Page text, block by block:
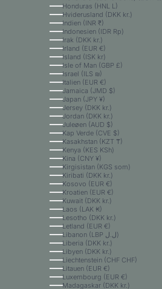
Honduras (HNL L)
Hviderusland (DKK kr.)
Indien (INR ₹)
Indonesien (IDR Rp)
Irak (DKK kr.)
Irland (EUR €)
Island (ISK kr)
Isle of Man (GBP £)
Israel (ILS ₪)
Italien (EUR €)
Jamaica (JMD $)
Japan (JPY ¥)
Jersey (DKK kr.)
Jordan (DKK kr.)
Juleøen (AUD $)
Kap Verde (CVE $)
Kasakhstan (KZT ₸)
Kenya (KES KSh)
Kina (CNY ¥)
Kirgisistan (KGS som)
Kiribati (DKK kr.)
Kosovo (EUR €)
Kroatien (EUR €)
Kuwait (DKK kr.)
Laos (LAK ₭)
Lesotho (DKK kr.)
Letland (EUR €)
Libanon (LBP ل.ل)
Liberia (DKK kr.)
Libyen (DKK kr.)
Liechtenstein (CHF CHF)
Litauen (EUR €)
Luxembourg (EUR €)
Madagaskar (DKK kr.)